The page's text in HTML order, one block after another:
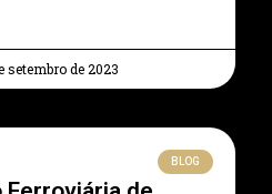
setembro de 2023
BLOG